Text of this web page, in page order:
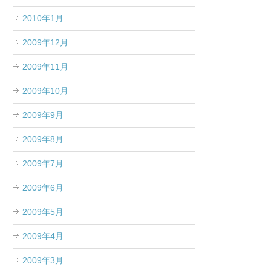
2010年1月
2009年12月
2009年11月
2009年10月
2009年9月
2009年8月
2009年7月
2009年6月
2009年5月
2009年4月
2009年3月